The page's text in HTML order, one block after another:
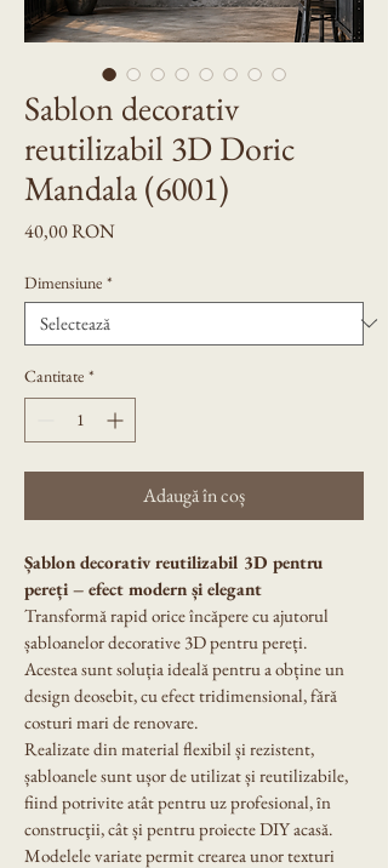
Sablon decorativ
reutilizabil 3D Doric
Mandala (6001)
40,00 RONPreț
Dimensiune *
Cantitate *
Adaugă în coș
Șablon decorativ reutilizabil 3D pentru
pereți – efect modern și elegant
Transformă rapid orice încăpere cu ajutorul
șabloanelor decorative 3D pentru pereți.
Acestea sunt soluția ideală pentru a obține un
design deosebit, cu efect tridimensional, fără
costuri mari de renovare.
Realizate din material flexibil și rezistent,
șabloanele sunt ușor de utilizat și reutilizabile,
fiind potrivite atât pentru uz profesional, ȋn
construcţii, cât și pentru proiecte DIY acasă.
Modelele variate permit crearea unor texturi